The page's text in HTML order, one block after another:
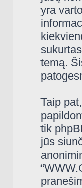
yra
temą.
Taip
tik
jūs